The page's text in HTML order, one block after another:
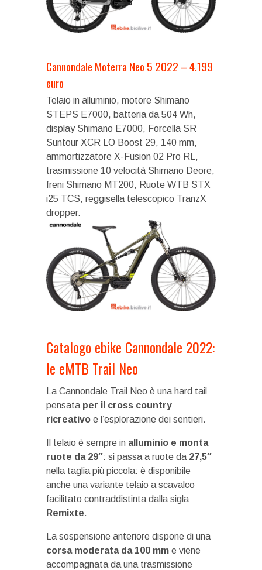
Cannondale Moterra Neo 5 2022 – 4.199
euro
Telaio in alluminio, motore Shimano
STEPS E7000, batteria da 504 Wh,
display Shimano E7000, Forcella SR
Suntour XCR LO Boost 29, 140 mm,
ammortizzatore X-Fusion 02 Pro RL,
trasmissione 10 velocità Shimano Deore,
freni Shimano MT200, Ruote WTB STX
i25 TCS, reggisella telescopico TranzX
dropper.
Catalogo ebike Cannondale 2022:
le eMTB Trail Neo
La Cannondale Trail Neo è una hard tail
pensata per il cross country
ricreativo e l’esplorazione dei sentieri.
Il telaio è sempre in alluminio e monta
ruote da 29″: si passa a ruote da 27,5″
nella taglia più piccola: è disponibile
anche una variante telaio a scavalco
facilitato contraddistinta dalla sigla
Remixte.
La sospensione anteriore dispone di una
corsa moderata da 100 mm e viene
accompagnata da una trasmissione